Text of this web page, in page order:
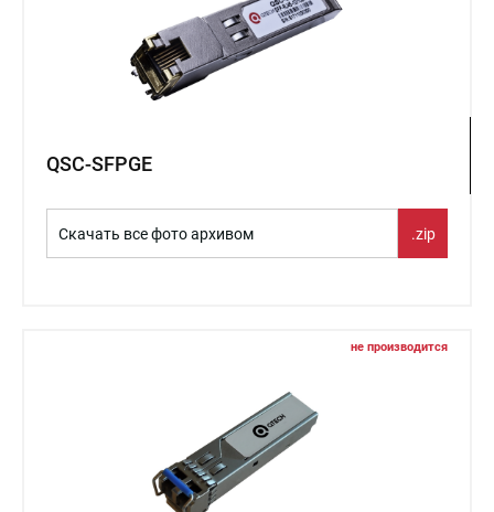
QSC-SFPGE
Скачать все фото архивом .zip
не производится